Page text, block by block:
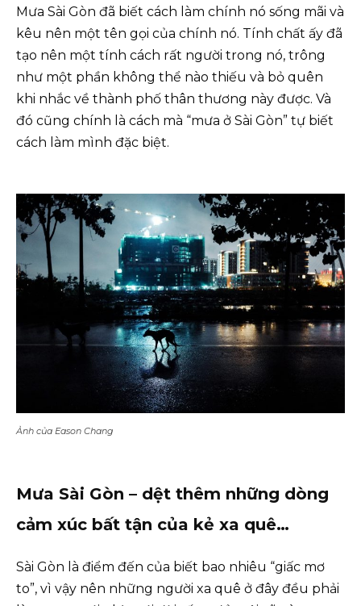
Mưa Sài Gòn đã biết cách làm chính nó sống mãi và
kêu nên một tên gọi của chính nó. Tính chất ấy đã
tạo nên một tính cách rất người trong nó, trông
như một phần không thể nào thiếu và bỏ quên
khi nhắc về thành phố thân thương này được. Và
đó cũng chính là cách mà “mưa ở Sài Gòn” tự biết
cách làm mình đặc biệt.
Ảnh của Eason Chang
Mưa Sài Gòn – dệt thêm những dòng
cảm xúc bất tận của kẻ xa quê…
Sài Gòn là điểm đến của biết bao nhiêu “giấc mơ
to”, vì vậy nên những người xa quê ở đây đều phải